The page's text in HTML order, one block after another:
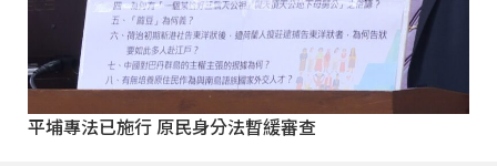
平埔專法已施行 原民身分法暫緩審查